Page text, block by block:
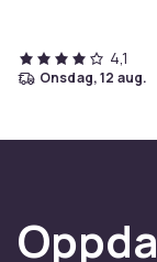
4,1
onsdag, 12 aug.